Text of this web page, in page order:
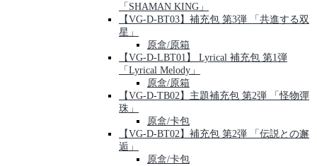
「SHAMAN KING」
【VG-D-BT03】補充包 第3弾 「共進する双
星」
原盒/原箱
【VG-D-LBT01】 Lyrical 補充包 第1弾
「Lyrical Melody」
原盒/原箱
【VG-D-TB02】主題補充包 第2弾 「怪物彈
珠」
原盒/卡包
【VG-D-BT02】補充包 第2弾 「伝説との邂
逅」
原盒/卡包